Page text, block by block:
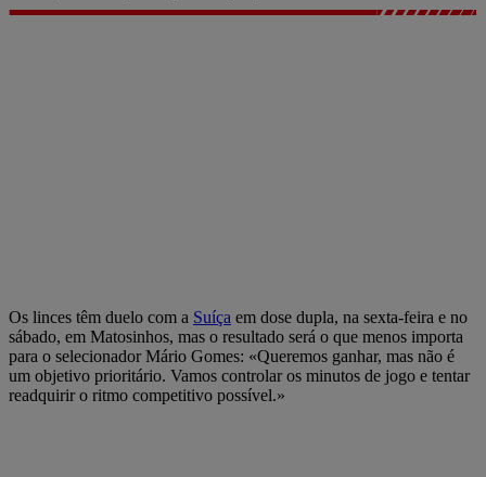
Os linces têm duelo com a Suíça em dose dupla, na sexta-feira e no
sábado, em Matosinhos, mas o resultado será o que menos importa
para o selecionador Mário Gomes: «Queremos ganhar, mas não é
um objetivo prioritário. Vamos controlar os minutos de jogo e tentar
readquirir o ritmo competitivo possível.»